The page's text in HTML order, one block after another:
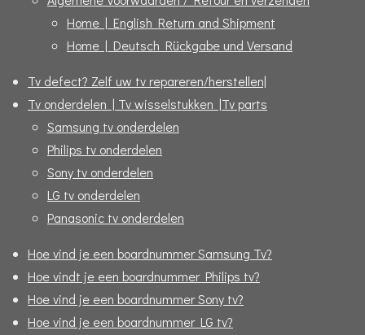
Home | English Return and Shipment
Home | Deutsch Rückgabe und Versand
Tv defect? Zelf uw tv repareren/herstellen|
Tv onderdelen | Tv wisselstukken |Tv parts
Samsung tv onderdelen
Philips tv onderdelen
Sony tv onderdelen
LG tv onderdelen
Panasonic tv onderdelen
Hoe vind je een boardnummer Samsung Tv?
Hoe vindt je een boardnummer Philips tv?
Hoe vind je een boardnummer Sony tv?
Hoe vind je een boardnummer LG tv?